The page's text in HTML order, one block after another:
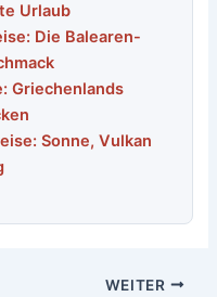
Urlaub
Die Balearen-
Griechenlands
Sonne, Vulkan
WEITER